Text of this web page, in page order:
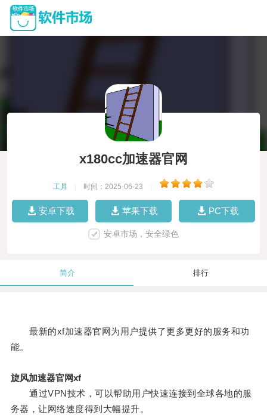
x180cc加速器官网
工具 时间：2025-06-23
安卓下载 苹果下载 PC下载
安卓市场，安全绿色
简介 排行
最新的xf加速器官网为用户提供了更多更好的服务和功
能。
旋风加速器官网xf
通过VPN技术，可以帮助用户快速连接到全球各地的服
务器，让网络速度得到大幅提升。